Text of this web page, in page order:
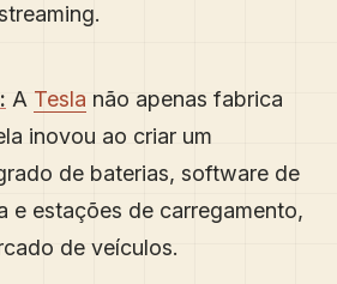
A Tesla não apenas fabrica
inovou ao criar um
de baterias, software de
e estações de carregamento,
de veículos.